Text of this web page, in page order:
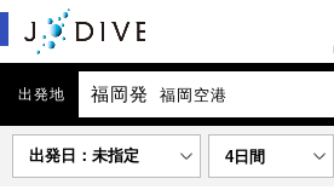
出発地 福岡発 福岡空港
出発日：未指定 4日間